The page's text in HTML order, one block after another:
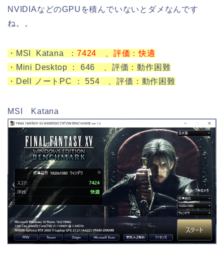
NVIDIAなどのGPUを積んでいないとダメなんです
ね。。
・MSI Katana ：7424 、評価：快適
・Mini Desktop ： 646 、評価：動作困難
・Dell ノートPC ： 554 、評価：動作困難
MSI Katana